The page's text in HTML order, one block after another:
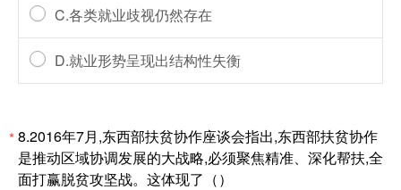
C.各类就业歧视仍然存在
D.就业形势呈现出结构性失衡
*8.2016年7月,东西部扶贫协作座谈会指出,东西部扶贫协作
是推动区域协调发展的大战略,必须聚焦精准、深化帮扶,全
面打赢脱贫攻坚战。这体现了（）